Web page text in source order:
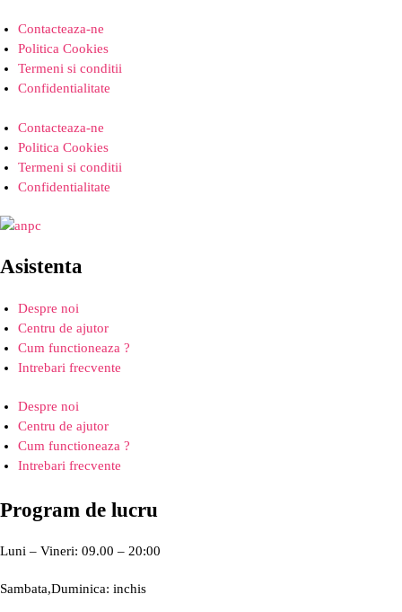
Contacteaza-ne
Politica Cookies
Termeni si conditii
Confidentialitate
Contacteaza-ne
Politica Cookies
Termeni si conditii
Confidentialitate
Asistenta
Despre noi
Centru de ajutor
Cum functioneaza ?
Intrebari frecvente
Despre noi
Centru de ajutor
Cum functioneaza ?
Intrebari frecvente
Program de lucru
Luni – Vineri: 09.00 – 20:00
Sambata,Duminica: inchis